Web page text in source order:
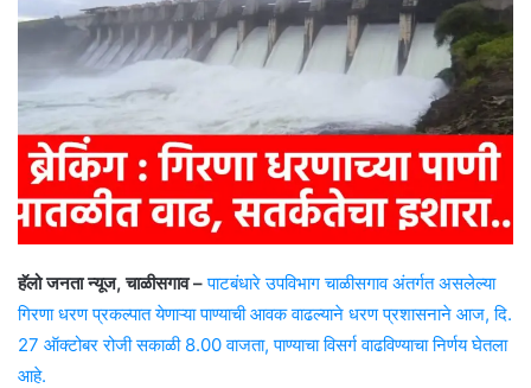
हॅलो जनता न्यूज, चाळीसगाव –पाटबंधारे उपविभाग चाळीसगाव अंतर्गत असलेल्या
गिरणा धरण प्रकल्पात येणाऱ्या पाण्याची आवक वाढल्याने धरण प्रशासनाने आज, दि.
27 ऑक्टोबर रोजी सकाळी 8.00 वाजता, पाण्याचा विसर्ग वाढविण्याचा निर्णय घेतला
आहे.